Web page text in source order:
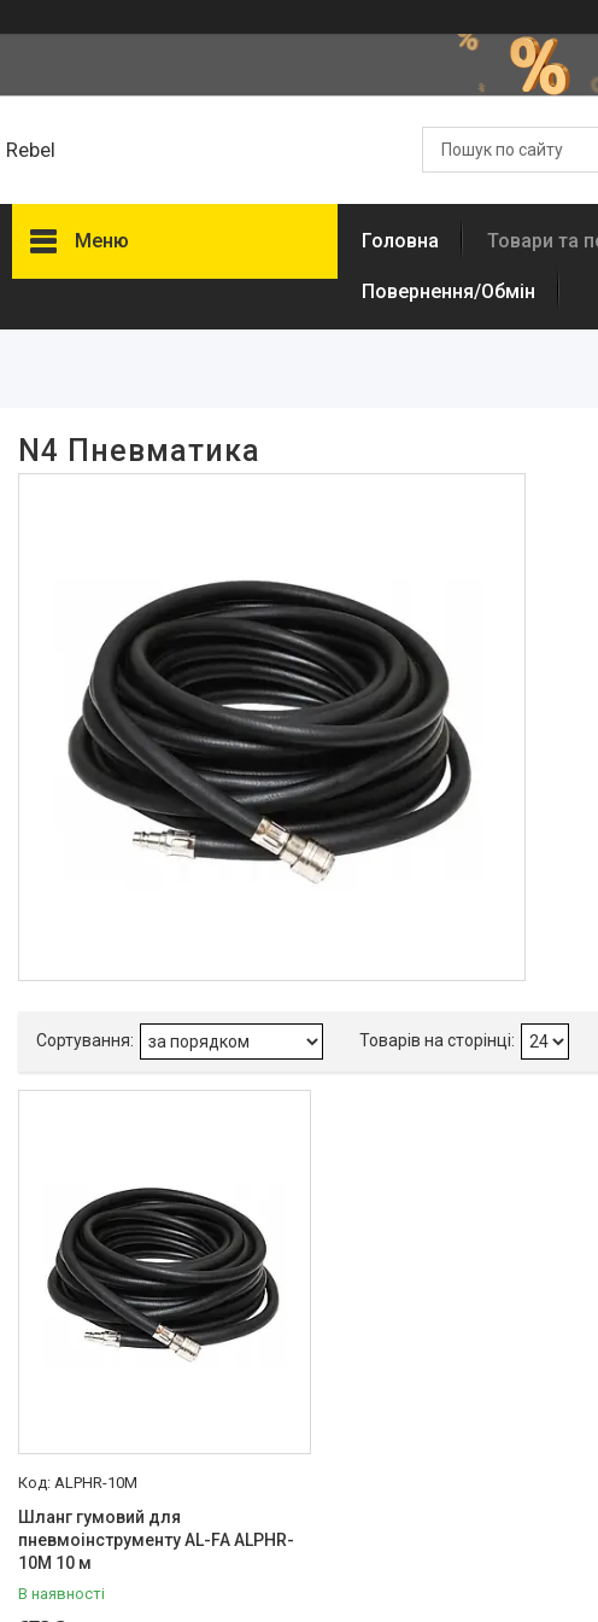
Rebel
Меню
В наявності 1
Головна Товари та
Повернення/Обмін
N4 Пневматика
ALPHR-10M
Шланг гумовий для
пневмоінструменту AL-FA ALPHR-
10M 10 м
В наявності